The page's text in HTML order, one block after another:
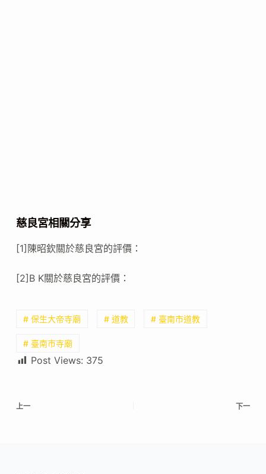
慈良宮相關分享
[1]陳昭欽關於慈良宮的評價：
[2]B K關於慈良宮的評價：
# 保生大帝寺廟 # 道教 # 臺南市道教
# 臺南市寺廟
Post Views: 375
上一 下一